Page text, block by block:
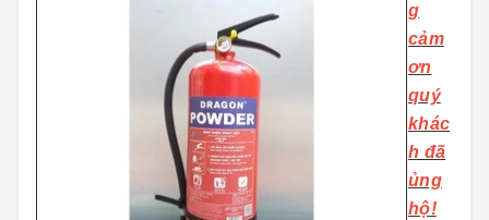
g
cảm
ơn
quý
khác
h đã
ủng
hộ!